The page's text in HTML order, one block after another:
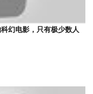
幻电影，只有极少数人